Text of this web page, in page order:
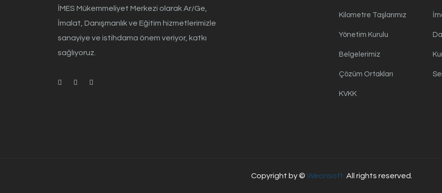
İMES Mükemmeliyet Merkezi olarak Ar/Ge,
İmalat, Danışmanlık ve Eğitim hizmetlerimizle
sanayiye ve istihdama önem veriyor, katkı
sağlıyoruz.
Kilometre Taşlarımız
Yönetim Kurulu
Belgelerimiz
Çözüm Ortakları
KVKK
Copyright by © Weonsoft. All rights reserved.